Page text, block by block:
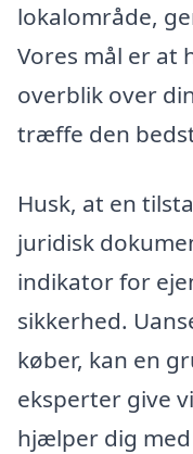
lokalområde,
Vores mål er at
overblik over
træffe den
Husk, at en
juridisk
indikator for
sikkerhed.
køber, kan en
eksperter give
hjælper dig